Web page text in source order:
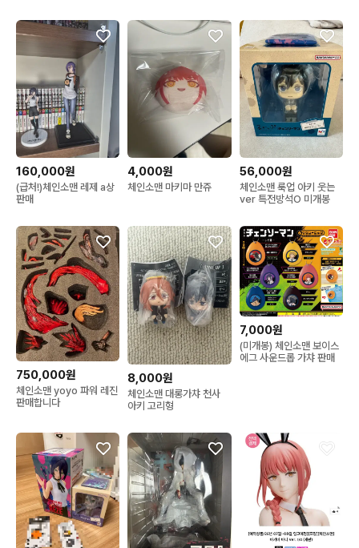
160,000원
(급처!)체인소맨 레제 a상
판매
4,000원
체인소맨 마키마 만쥬
56,000원
체인소맨 룩업 아키 웃는
ver 특전방석O 미개봉
750,000원
체인소맨 yoyo 파워 레진
판매합니다
8,000원
체인소맨 대롱가챠 천사
아키 고리형
7,000원
(미개봉) 체인소맨 보이스
에그 사운드롭 가챠 판매